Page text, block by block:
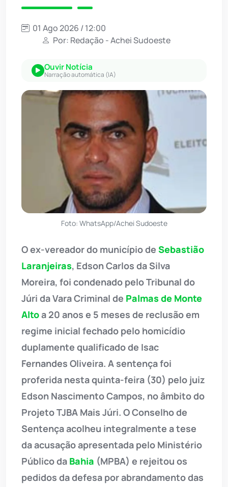
01 Ago 2026 / 12:00
Por: Redação - Achei Sudoeste
Ouvir Notícia
Narração automática (IA)
Foto: WhatsApp/Achei Sudoeste
O ex-vereador do município de Sebastião
Laranjeiras, Edson Carlos da Silva
Moreira, foi condenado pelo Tribunal do
Júri da Vara Criminal de Palmas de Monte
Altoa 20 anos e 5 meses de reclusão em
regime inicial fechado pelo homicídio
duplamente qualificado de Isac
Fernandes Oliveira. A sentença foi
proferida nesta quinta-feira (30) pelo juiz
Edson Nascimento Campos, no âmbito do
Projeto TJBA Mais Júri. O Conselho de
Sentença acolheu integralmente a tese
da acusação apresentada pelo Ministério
Público da Bahia (MPBA) e rejeitou os
pedidos da defesa por abrandamento das